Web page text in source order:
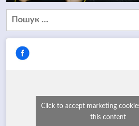
Пошук:
Click to accept marketing
this content